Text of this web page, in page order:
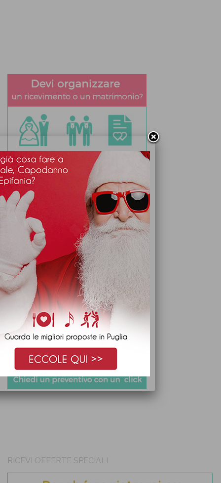
RICEVI OFFERTE SPECIALI